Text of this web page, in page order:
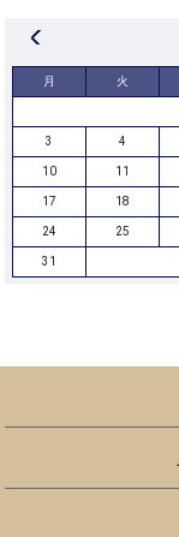
月 火
3 4
10 11
17 18
24 25
31